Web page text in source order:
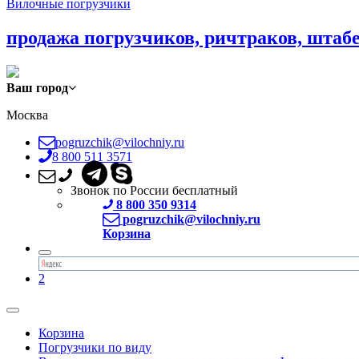
Вилочные погрузчики
продажа погрузчиков, ричтраков,
Ваш город
Москва
pogruzchik@vilochniy.ru
8 800 511 3571
Звонок по России бесплатный
8 800 350 9314
pogruzchik@vilochniy.ru
Корзина
2
Корзина
Погрузчики по виду